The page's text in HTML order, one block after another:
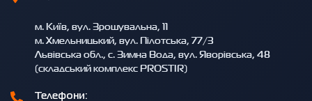
м. Київ, вул. Зрошувальна, 11
м. Хмельницький, вул. Пілотська, 77/3
Львівська обл., с. Зимна Вода, вул. Яворівська, 48
(складський комплекс PROSTIR)
Телефони: